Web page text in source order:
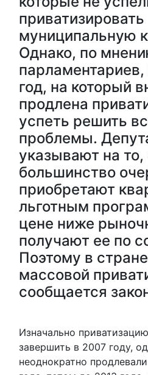
приватизировать
муниципальную
Однако, по
парламентариев,
год, на который
продлена
успеть решить
проблемы.
указывают на то,
большинство
приобретают
льготным
цене ниже
получают ее по
Поэтому в
массовой
сообщается
Изначально
завершить в 2007 году,
неоднократно